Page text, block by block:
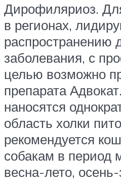
Дирофиляриоз.
в регионах,
распространению
заболевания, с
целью возможно
препарата
наносятся
область холки
рекомендуется
собакам в период
весна-лето,